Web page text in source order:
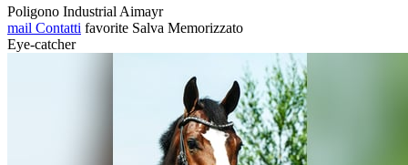
Poligono Industrial Aimayr
mail Contatti favorite Salva Memorizzato
Eye-catcher